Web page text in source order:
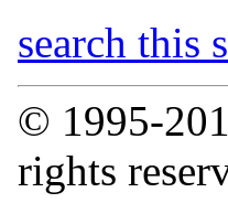
search this
© 1995-
rights